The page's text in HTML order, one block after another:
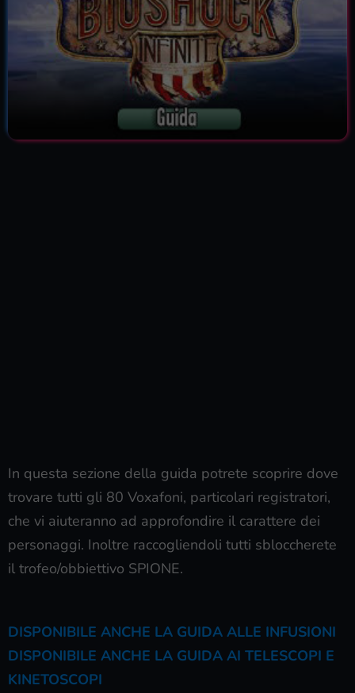
In questa sezione della guida potrete scoprire dove
trovare tutti gli 80 Voxafoni, particolari registratori,
che vi aiuteranno ad approfondire il carattere dei
personaggi. Inoltre raccogliendoli tutti sbloccherete
il trofeo/obbiettivo SPIONE.
DISPONIBILE ANCHE LA GUIDA ALLE INFUSIONI
DISPONIBILE ANCHE LA GUIDA AI TELESCOPI E
KINETOSCOPI